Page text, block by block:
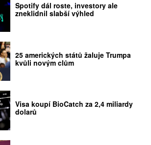
Spotify dál roste, investory ale
zneklidnil slabší výhled
25 amerických států žaluje Trumpa
kvůli novým clům
Visa koupí BioCatch za 2,4 miliardy
dolarů